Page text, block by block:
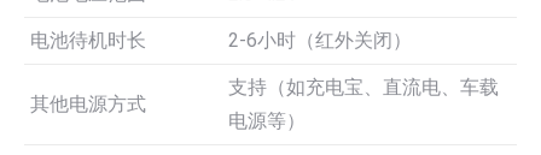
电池待机时长 2-6小时（红外关闭）
其他电源方式
支持（如充电宝、直流电、车载
电源等）